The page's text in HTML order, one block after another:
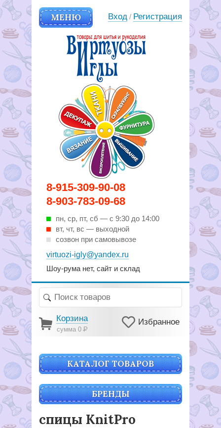
8-915-309-90-08
8-903-783-09-68
пн, ср, пт, cб — с 9:30 до 14:00
вт, чт, вс — выходной
созвон при самовывозе
virtuozi-igly@yandex.ru
Шоу-рума нет, сайт и склад
МЕНЮ
Вирутозы иглы. Товары для
шитья и рукоделья
Вход / Регистрация
Корзина
сумма 0Р
Избранное
КАТАЛОГ ТОВАРОВ
БРЕНДЫ
спицы KnitPro